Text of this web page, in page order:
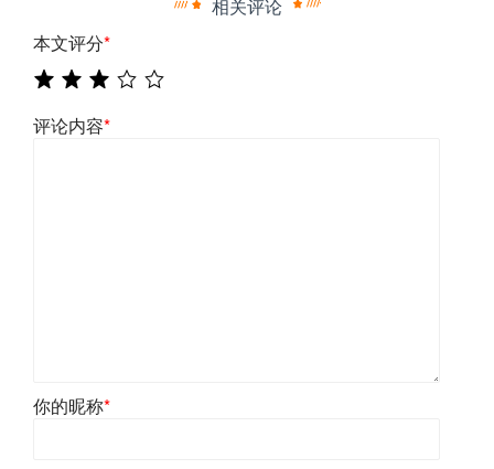
相关评论
本文评分*
评论内容*
你的昵称*